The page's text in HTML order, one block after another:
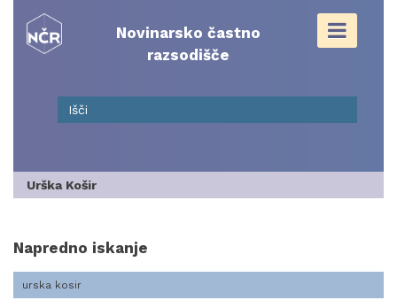
content
Novinarsko častno
razsodišče
Urška Košir
Napredno iskanje